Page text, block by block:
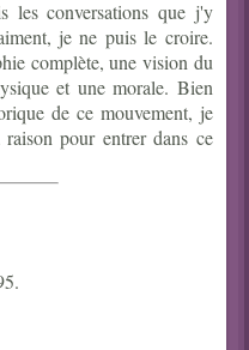
les conversations que j'y
je ne puis le croire.
complète, une vision du
et une morale. Bien
de ce mouvement, je
pour entrer dans ce